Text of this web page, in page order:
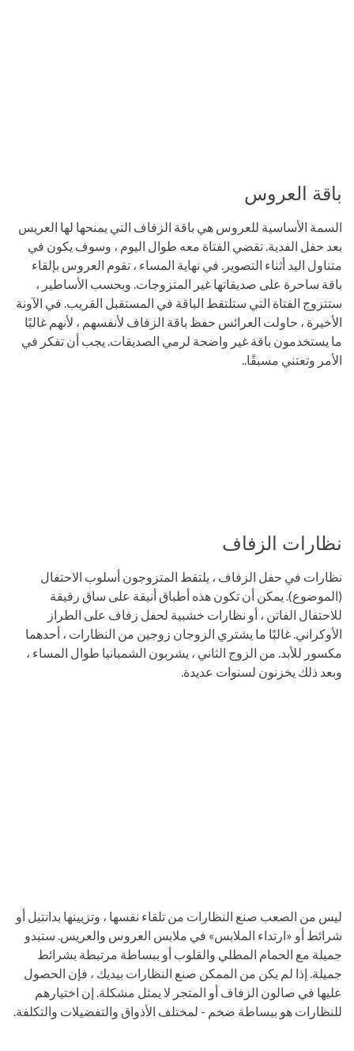
باقة العروس
السمة الأساسية للعروس هي باقة الزفاف التي يمنحها لها العريس
بعد حفل الفدية. تقضي الفتاة معه طوال اليوم ، وسوف يكون في
متناول اليد أثناء التصوير. في نهاية المساء ، تقوم العروس بإلقاء
باقة ساحرة على صديقاتها غير المتزوجات. وبحسب الأساطير ،
ستتزوج الفتاة التي ستلتقط الباقة في المستقبل القريب. في الآونة
الأخيرة ، حاولت العرائس حفظ باقة الزفاف لأنفسهم ، لأنهم غالبًا
ما يستخدمون باقة غير واضحة لرمي الصديقات. يجب أن تفكر في
الأمر وتعتني مسبقًا..
نظارات الزفاف
نظارات في حفل الزفاف ، يلتقط المتزوجون أسلوب الاحتفال
(الموضوع). يمكن أن تكون هذه أطباق أنيقة على ساق رقيقة
للاحتفال الفاتن ، أو نظارات خشبية لحفل زفاف على الطراز
الأوكراني. غالبًا ما يشتري الزوجان زوجين من النظارات ، أحدهما
مكسور للأبد. من الزوج الثاني ، يشربون الشمبانيا طوال المساء ،
وبعد ذلك يخزنون لسنوات عديدة.
ليس من الصعب صنع النظارات من تلقاء نفسها ، وتزيينها بدانتيل أو
شرائط أو «ارتداء الملابس» في ملابس العروس والعريس. ستبدو
جميلة مع الحمام المطلي والقلوب أو ببساطة مرتبطة بشرائط
جميلة. إذا لم يكن من الممكن صنع النظارات بيديك ، فإن الحصول
عليها في صالون الزفاف أو المتجر لا يمثل مشكلة. إن اختيارهم
للنظارات هو ببساطة ضخم - لمختلف الأذواق والتفضيلات والتكلفة.